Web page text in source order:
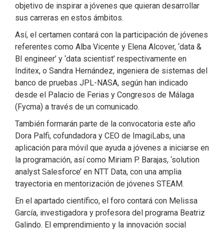
objetivo de inspirar a jóvenes que quieran desarrollar
sus carreras en estos ámbitos.
Así, el certamen contará con la participación de jóvenes
referentes como Alba Vicente y Elena Alcover, ‘data &
BI engineer’ y ‘data scientist’ respectivamente en
Inditex, o Sandra Hernández, ingeniera de sistemas del
banco de pruebas JPL-NASA, según han indicado
desde el Palacio de Ferias y Congresos de Málaga
(Fycma) a través de un comunicado.
También formarán parte de la convocatoria este año
Dora Palfi, cofundadora y CEO de ImagiLabs, una
aplicación para móvil que ayuda a jóvenes a iniciarse en
la programación, así como Miriam P. Barajas, ‘solution
analyst Salesforce’ en NTT Data, con una amplia
trayectoria en mentorización de jóvenes STEAM.
En el apartado científico, el foro contará con Melissa
García, investigadora y profesora del programa Beatriz
Galindo. El emprendimiento y la innovación social